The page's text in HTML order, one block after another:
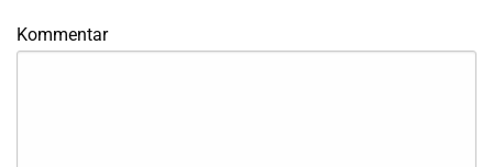
Kommentar